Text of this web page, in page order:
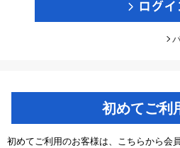
初めてご利
初めてご利用のお客様は、こちらから会